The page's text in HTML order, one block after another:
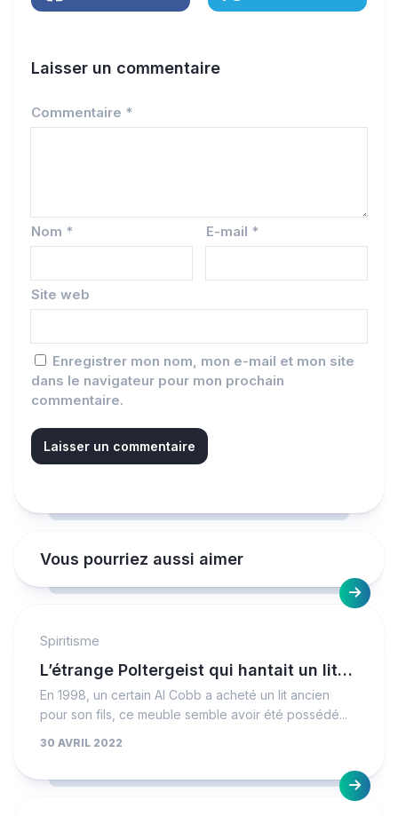
Laisser un commentaire
Commentaire *
Nom * E-mail *
Site web
Enregistrer mon nom, mon e-mail et mon site
dans le navigateur pour mon prochain
commentaire.
Vous pourriez aussi aimer
Spiritisme
L’étrange Poltergeist qui hantait un lit…
En 1998, un certain Al Cobb a acheté un lit ancien
pour son fils, ce meuble semble avoir été possédé...
30 AVRIL 2022